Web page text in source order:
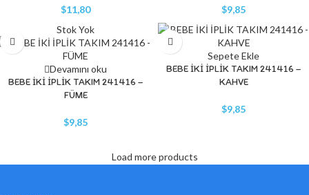
$11,80 $9,85
Stok Yok
Devamını oku
BEBE İKİ İPLİK TAKIM 241416 –
FÜME
$9,85
Sepete Ekle
BEBE İKİ İPLİK TAKIM 241416 –
KAHVE
$9,85
Load more products